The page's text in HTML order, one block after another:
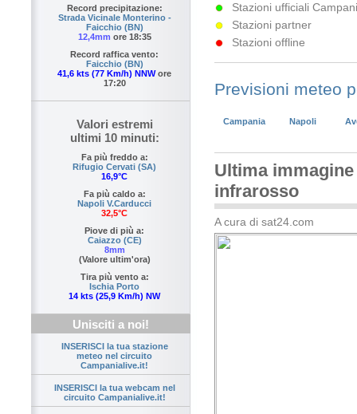
Record precipitazione:
Strada Vicinale Monterino -
Faicchio (BN)
12,4mm ore 18:35
Record raffica vento:
Faicchio (BN)
41,6 kts (77 Km/h) NNWore
17:20
Valori estremi
ultimi 10 minuti:
Fa più freddo a:
Rifugio Cervati (SA)
16,9°C
Fa più caldo a:
Napoli V.Carducci
32,5°C
Piove di più a:
Caiazzo (CE)
8mm
(Valore ultim'ora)
Tira più vento a:
Ischia Porto
14 kts (25,9 Km/h) NW
Unisciti a noi!
INSERISCI la tua stazione
meteo nel circuito
Campanialive.it!
INSERISCI la tua webcam nel
circuito Campanialive.it!
Stazioni ufficiali
Stazioni partner
Stazioni offline
Previsioni meteo
Campania Napoli
Ultima
infrarosso
A cura di sat24.com